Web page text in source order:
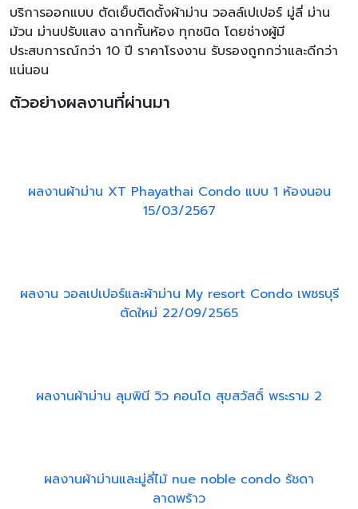
บริการออกแบบ ตัดเย็บติดตั้งผ้าม่าน วอลล์เปเปอร์ มู่ลี่ ม่าน
ม้วน ม่านปรับแสง ฉากกั้นห้อง ทุกชนิด โดยช่างผู้มี
ประสบการณ์กว่า 10 ปี ราคาโรงงาน รับรองถูกกว่าและดีกว่า
แน่นอน
ตัวอย่างผลงานที่ผ่านมา
ผลงานผ้าม่าน XT Phayathai Condo แบบ 1 ห้องนอน
15/03/2567
ผลงาน วอลเปเปอร์และผ้าม่าน My resort Condo เพชรบุรี
ตัดใหม่ 22/09/2565
ผลงานผ้าม่าน ลุมพินี วิว คอนโด สุขสวัสดิ์ พระราม 2
ผลงานผ้าม่านและมู่ลี่ไม้ nue noble condo รัชดา
ลาดพร้าว